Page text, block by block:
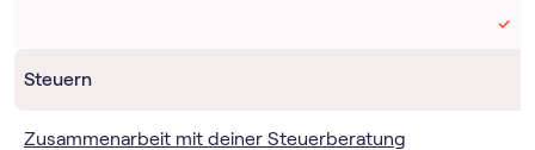
Steuern
Zusammenarbeit mit deiner Steuerberatung